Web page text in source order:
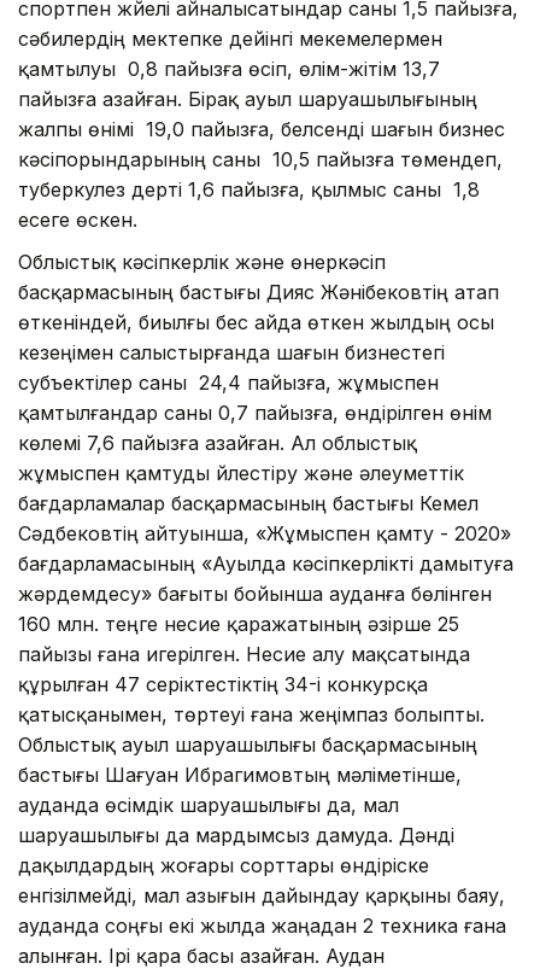
спортпен жүйелі айналысатындар саны 1,5 пайызға,
сәбилердің мектепке дейінгі мекемелермен
қамтылуы 0,8 пайызға өсіп, өлім-жітім 13,7
пайызға азайған. Бірақ ауыл шаруашылығының
жалпы өнімі 19,0 пайызға, белсенді шағын бизнес
кәсіпорындарының саны 10,5 пайызға төмендеп,
туберкулез дерті 1,6 пайызға, қылмыс саны 1,8
есеге өскен.
Облыстық кәсіпкерлік және өнеркәсіп
басқармасының бастығы Дияс Жәнібековтің атап
өткеніндей, биылғы бес айда өткен жылдың осы
кезеңімен салыстырғанда шағын бизнестегі
субъектілер саны 24,4 пайызға, жұмыспен
қамтылғандар саны 0,7 пайызға, өндірілген өнім
көлемі 7,6 пайызға азайған. Ал облыстық
жұмыспен қамтуды үйлестіру және әлеуметтік
бағдарламалар басқармасының бастығы Кемел
Сәдбековтің айтуынша, «Жұмыспен қамту - 2020»
бағдарламасының «Ауылда кәсіпкерлікті дамытуға
жәрдемдесу» бағыты бойынша ауданға бөлінген
160 млн. теңге несие қаражатының әзірше 25
пайызы ғана игерілген. Несие алу мақсатында
құрылған 47 серіктестіктің 34-і конкурсқа
қатысқанымен, төртеуі ғана жеңімпаз болыпты.
Облыстық ауыл шаруашылығы басқармасының
бастығы Шағуан Ибрагимовтың мәліметінше,
ауданда өсімдік шаруашылығы да, мал
шаруашылығы да мардымсыз дамуда. Дәнді
дақылдардың жоғары сорттары өндіріске
енгізілмейді, мал азығын дайындау қарқыны баяу,
ауданда соңғы екі жылда жаңадан 2 техника ғана
алынған. Ірі қара басы азайған. Аудан